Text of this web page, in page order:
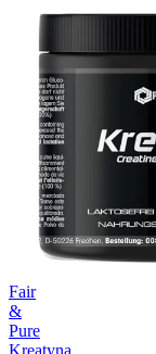
Fair
&
Pure
Kreatyna